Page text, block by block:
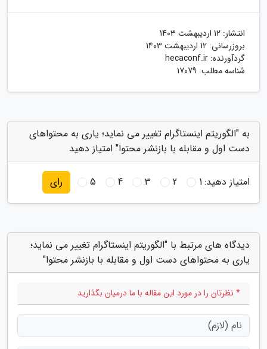
انتشار: 12 اردیبهشت 1403
بروزرسانی: 12 اردیبهشت 1403
گردآورنده: hecaconf.ir
شناسه مطلب: 17079
به "الگوریتم اینستاگرام تغییر می نماید؛ یاری به محتواهای
دست اول و مقابله با بازنشر محتوا" امتیاز دهید
امتیاز دهید:1
2
3
4
5 رای
دیدگاه های مرتبط با "الگوریتم اینستاگرام تغییر می نماید؛
یاری به محتواهای دست اول و مقابله با بازنشر محتوا"
* نظرتان را در مورد این مقاله با ما درمیان بگذارید